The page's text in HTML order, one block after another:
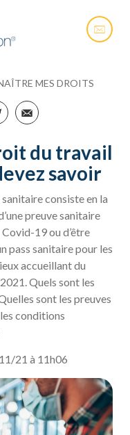
MES DROITS
du travail
savoir
sanitaire consiste en la
preuve sanitaire
19 ou d’être
pass sanitaire pour les
accueillant du
Quels sont les
sont les preuves
conditions
21 à 11h06